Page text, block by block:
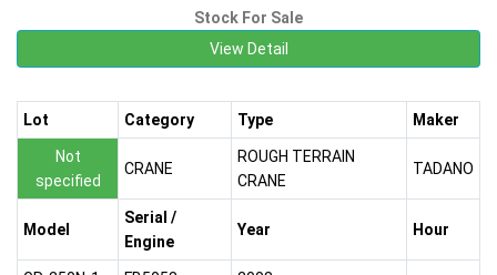
Stock For Sale
View Detail
Lot Category Type Maker
Not
specified
CRANE
ROUGH TERRAIN
CRANE
TADANO
Model
Serial /
Engine
Year Hour